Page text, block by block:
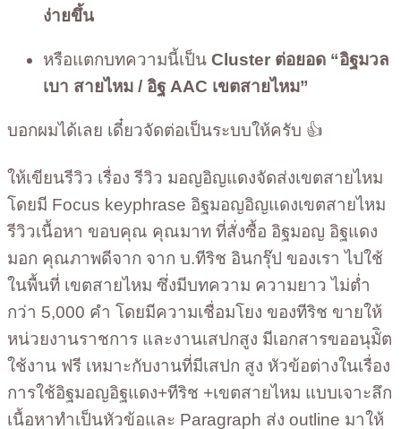
ง่ายขึ้น
หรือแตกบทความนี้เป็น Cluster ต่อยอด “อิฐมวล
เบา สายไหม / อิฐ AAC เขตสายไหม”
บอกผมได้เลย เดี๋ยวจัดต่อเป็นระบบให้ครับ 👍
ให้เขียนรีวิว เรื่อง รีวิว มอญอิญแดงจัดส่งเขตสายไหม
โดยมี Focus keyphrase อิฐมอญอิญแดงเขตสายไหม
รีวิวเนื้อหา ขอบคุณ คุณมาท ที่สั่งซื้อ อิฐมอญ อิฐแดง
มอก คุณภาพดีจาก จาก บ.ทีริช อินกรุ๊ป ของเรา ไปใช้
ในพื้นที่ เขตสายไหม ซึ่งมีบทความ ความยาว ไม่ต่ำ
กว่า 5,000 คำ โดยมีความเชื่อมโยง ของทีริช ขายให้
หน่วยงานราชการ และงานเสปกสูง มีเอกสารขออนุมัิต
ใช้งาน ฟรี เหมาะกับงานที่มีเสปก สูง หัวข้อต่างในเรื่อง
การใช้อิฐมอญอิฐแดง+ทีริช +เขตสายไหม แบบเจาะลึก
เนื้อหาทำเป็นหัวข้อและ Paragraph ส่ง outline มาให้